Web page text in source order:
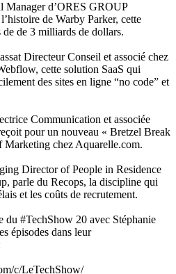
Manager d’ORES GROUP
de Warby Parker, cette
de 3 milliards de dollars.
Directeur Conseil et associé chez
cette solution SaaS qui
des sites en ligne “no code” et
Communication et associée
pour un nouveau « Bretzel Break
Marketing chez Aquarelle.com.
Director of People in Residence
parle du Recops, la discipline qui
et les coûts de recrutement.
du #TechShow 20 avec Stéphanie
épisodes dans leur
c/LeTechShow/